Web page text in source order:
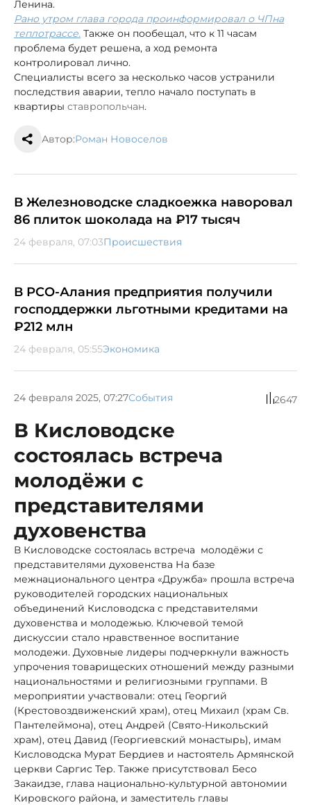
Ленина.
Рано утром глава города проинформировал о ЧПна
теплотрассе. Также он пообещал, что к 11 часам
проблема будет решена, а ход ремонта
контролировал лично.
Специалисты всего за несколько часов устранили
последствия аварии, тепло начало поступать в
квартиры ставропольчан.
Автор:Роман Новоселов
В Железноводске сладкоежка наворовал
86 плиток шоколада на ₽17 тысяч
24 февраля, 07:03Происшествия
В РСО-Алания предприятия получили
господдержки льготными кредитами на
₽212 млн
24 февраля, 05:55Экономика
24 февраля 2025, 07:27События 2647
В Кисловодске
состоялась встреча
молодёжи с
представителями
духовенства
В Кисловодске состоялась встреча молодёжи с
представителями духовенства На базе
межнационального центра «Дружба» прошла встреча
руководителей городских национальных
объединений Кисловодска с представителями
духовенства и молодежью. Ключевой темой
дискуссии стало нравственное воспитание
молодежи. Духовные лидеры подчеркнули важность
упрочения товарищеских отношений между разными
национальностями и религиозными группами. В
мероприятии участвовали: отец Георгий
(Крестовоздвиженский храм), отец Михаил (храм Св.
Пантелеймона), отец Андрей (Свято-Никольский
храм), отец Давид (Георгиевский монастырь), имам
Кисловодска Мурат Бердиев и настоятель Армянской
церкви Саргис Тер. Также присутствовал Бесо
Закаидзе, глава национально-культурной автономии
Кировского района, и заместитель главы